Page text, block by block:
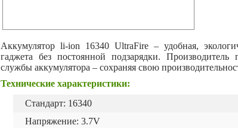
Aккумулятор li-ion 16340 UltraFire – удобная,
гаджета без постоянной подзарядки. Производитель
службы аккумулятора – сохраняя свою
Технические характеристики:
Стандарт: 16340
Напряжение: 3.7V